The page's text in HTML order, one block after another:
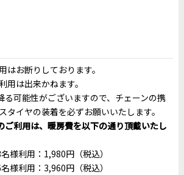
はお断りしております。
用は出来かねます。
る可能性がございますので、チェーンの携
タイヤの装着を必ずお願いいたします。
ご利用は、暖房費を以下の通り頂戴いたし
様利用：1,980円（税込）
様利用：3,960円（税込）